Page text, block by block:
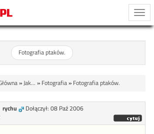
Fotografia ptaków.
»Jak... » Fotografia» Fotografia ptaków.
rychu
Dołączył: 08 Paź 2006